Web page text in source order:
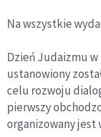
Na wszystkie
Dzień Judaizmu
ustanowiony
celu rozwoju
pierwszy
organizowany jest